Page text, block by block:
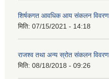
शिर्षकगत आवधिक आय संकलन
मिति: 07/15/2021 - 14:18
राजश्व तथा अन्य स्रोत संकलन विवरण
मिति: 08/18/2018 - 09:26